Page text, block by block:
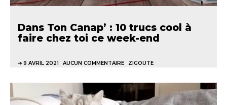
Dans Ton Canap’ : 10 trucs cool à
faire chez toi ce week-end
9 AVRIL 2021 AUCUN COMMENTAIRE ZIGOUTE